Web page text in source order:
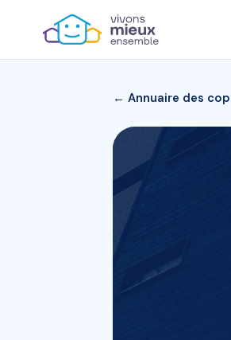
← Annuaire des